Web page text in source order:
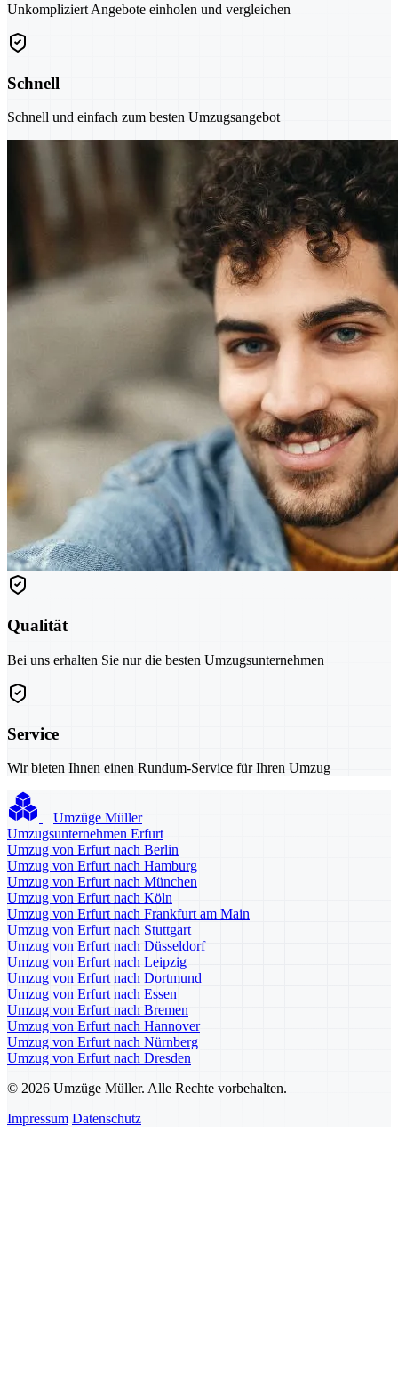
Unkompliziert Angebote einholen und vergleichen
Schnell
Schnell und einfach zum besten Umzugsangebot
Qualität
Bei uns erhalten Sie nur die besten Umzugsunternehmen
Service
Wir bieten Ihnen einen Rundum-Service für Ihren Umzug
Umzüge Müller
Umzugsunternehmen Erfurt
Umzug von Erfurt nach Berlin
Umzug von Erfurt nach Hamburg
Umzug von Erfurt nach München
Umzug von Erfurt nach Köln
Umzug von Erfurt nach Frankfurt am Main
Umzug von Erfurt nach Stuttgart
Umzug von Erfurt nach Düsseldorf
Umzug von Erfurt nach Leipzig
Umzug von Erfurt nach Dortmund
Umzug von Erfurt nach Essen
Umzug von Erfurt nach Bremen
Umzug von Erfurt nach Hannover
Umzug von Erfurt nach Nürnberg
Umzug von Erfurt nach Dresden
© 2026 Umzüge Müller. Alle Rechte vorbehalten.
Impressum Datenschutz